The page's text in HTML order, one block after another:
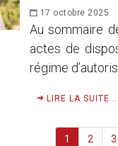
17 octobre 2025
Au sommaire
actes de
régime
LIRE LA SUITE
1 2 3